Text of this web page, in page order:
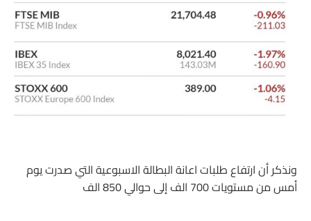
ونذكر أن ارتفاع طلبات اعانة البطالة الاسبوعية التي صدرت يوم
أمس من مستويات 700 الف إلى حوالي 850 الف